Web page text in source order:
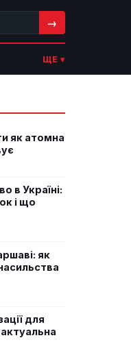
→
ЩЕ ▾
як атомна
в Україні:
і що
як
для